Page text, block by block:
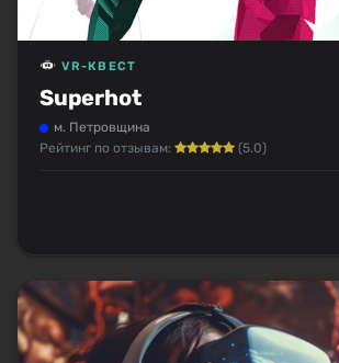
Superhot
VR-КВЕСТ
м. Петровщина
Рейтинг по отзывам:
(5.0)